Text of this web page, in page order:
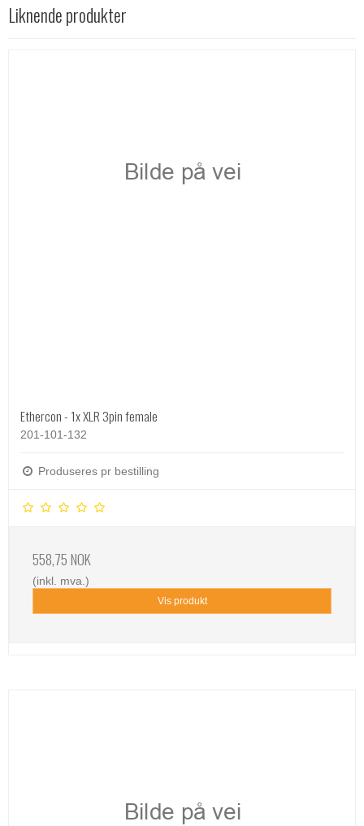
Liknende produkter
Ethercon - 1x XLR 3pin female
201-101-132
Produseres pr bestilling
558,75 NOK
(inkl. mva.)
Vis produkt